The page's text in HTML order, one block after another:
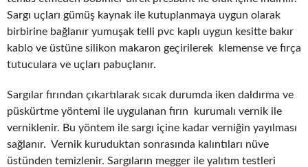
Sargı uçları gümüş kaynak ile kutuplanmaya uygun olarak
birbirine bağlanır yumuşak telli pvc kaplı uygun kesitte bakır
kablo ve üstüne silikon makaron geçirilerek klemense ve fırça
tutuculara ve uçları pabuçlanır.
Sargılar fırından çıkartılarak sıcak durumda iken daldırma ve
püskürtme yöntemi ile uygulanan fırın kurumalı vernik ile
verniklenir. Bu yöntem ile sargı içine kadar verniğin yayılması
sağlanır. Vernik kuruduktan sonrasında kalıntıları nüve
üstünden temizlenir. Sargıların megger ile yalıtım testleri